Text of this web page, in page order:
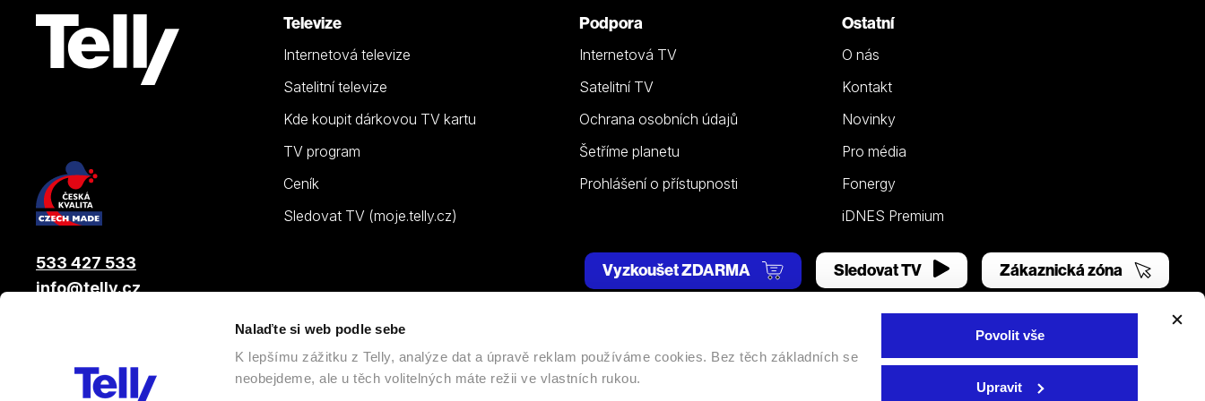
Nalaďte si web podle sebe
K lepšímu zážitku z Telly, analýze dat a úpravě reklam používáme cookies. Bez těch základních se
neobejdeme, ale u těch volitelných máte režii ve vlastních rukou.
Povolit vše
Upravit
Televize
Internetová televize
Satelitní televize
Kde koupit dárkovou TV kartu
TV program
Ceník
Sledovat TV (moje.telly.cz)
Podpora
Internetová TV
Satelitní TV
Ochrana osobních údajů
Šetříme planetu
Prohlášení o přístupnosti
Ostatní
O nás
Kontakt
Novinky
Pro média
Fonergy
iDNES Premium
533 427 533
info@telly.cz
Vyzkoušet ZDARMA Sledovat TV Zákaznická zóna
, člen skupiny LAMA ENERGY GROUP | Všechna práva vyhrazena. |Nastavení cookies